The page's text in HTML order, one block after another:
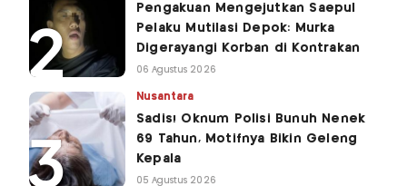
Pengakuan Mengejutkan Saepul
Pelaku Mutilasi Depok: Murka
Digerayangi Korban di Kontrakan
06 Agustus 2026
Nusantara
Sadis! Oknum Polisi Bunuh Nenek
69 Tahun, Motifnya Bikin Geleng
Kepala
05 Agustus 2026